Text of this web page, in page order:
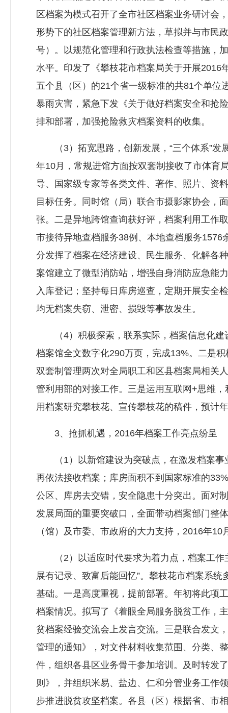
区档案为模式召开了全市社区档案业务研讨会
形势下的社区档案管理新方法，草拟并与市民
号）。以规范化管理和行政执法检查等措施，
水平。印发了《攀枝花市档案局关于开展2016
五个县（区）的21个省一级标准的共81个单位
暴雨灾害，紧急下发《关于做好档案安全和抢
排和部署，加强抢险救灾档案资料的收集。
（3）拓宽思路，创新发展，“三个体系”发
年10月，常规进馆方面按双套制接收了市体育
导、国家级专家等各类文件、著作、照片、资
目标任务。同时馆（局）联合市摄影家协会，
张。二是异地跨馆查询获好评，档案利用工作
市接待异地查档服务38例、本地查档服务
分发挥了档案在经济建设、民生服务、化解各
案馆建立了微型消防站，增强自身消防应急能
入库登记；坚持每日库房巡查，定期开展安全
均无档案失窃、泄密、损毁等事故发生。
（4）积极探索，联系实际，档案信息化建
档案馆全文数字化290万页，完成13%。二是
双套制管理两次对全局职工和区县档案局相关
管利用部的对接工作。三是运用互联网+思维
用档案研究攀枝花、宣传攀枝花的稿件，预计
3、抢抓机遇，2016年档案工作亮点纷呈
（1）以新馆建设为突破点，在激发档案事
再依法接收档案；库房面积不到国家标准的
公区、库房去交错，安全隐患十分突出。面对
发展局面的重要突破口，全面带动档案部门整
（馆）及市委、市政府的大力支持，2016年
（2）以适应时代要求为着力点，档案工作
展有记录、致富后能回忆”。攀枝花市档案系
基础。一是高度重视，提前部署。年初将此项
档案情况。拟写了《着眼全局服务脱贫工作
贫档案经验交流会上发言交流。三是联合发文
管理的通知》，对文件材料收集范围、分类、
件，组织各县区业务骨干参加培训。及时转发
则》，并组织米易、盐边、仁和分管业务工作
步推进脱贫攻坚档案。各县（区）根据省、市